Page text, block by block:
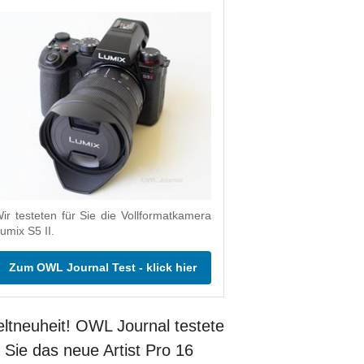
testeten für Sie die Vollformatkamera
S5 II.
Zum OWL Journal Test - klick hier
OWL Journal testete
Sie das neue Artist Pro 16